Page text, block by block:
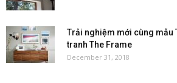
Trải nghiệm mới cùng mẫu
tranh The Frame
December 31, 2018